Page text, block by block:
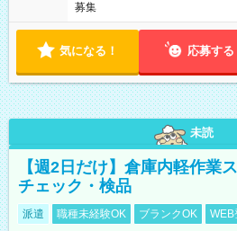
募集
気になる！ 応募する
未読
【週2日だけ】倉庫内軽作
チェック・検品
派遣 職種未経験OK ブランクOK WEB